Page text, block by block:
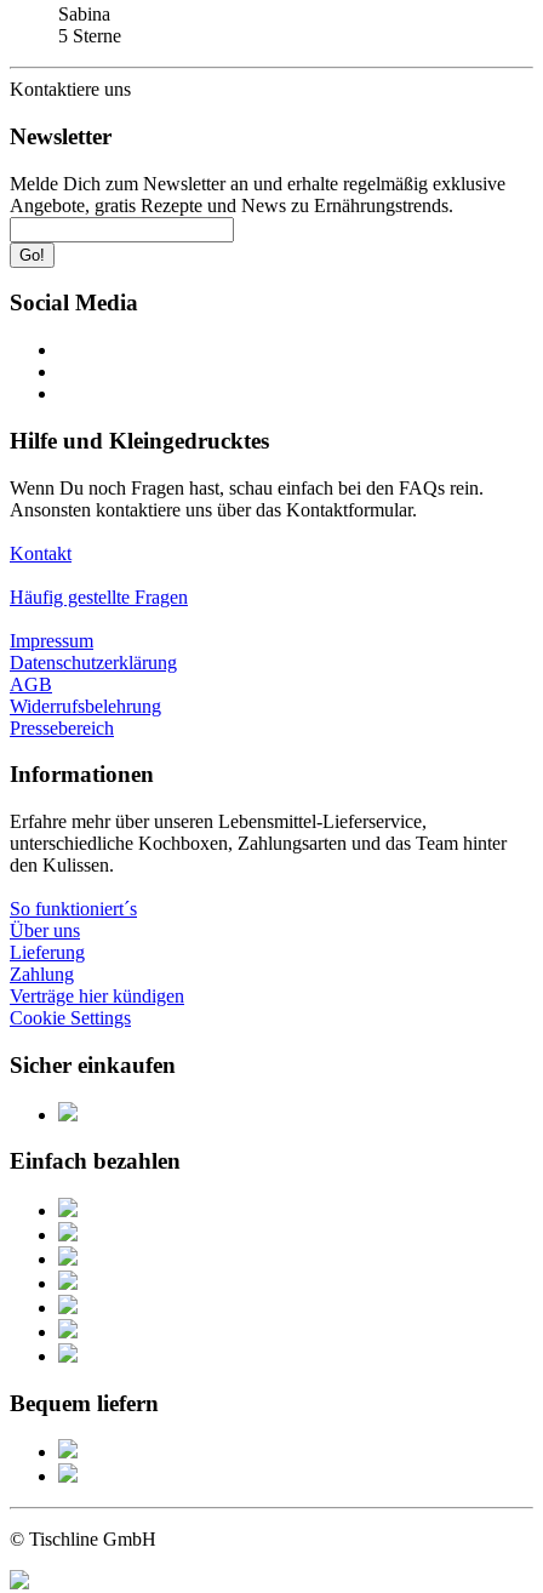
Sabina
5 Sterne
Kontaktiere uns
Newsletter
Melde Dich zum Newsletter an und erhalte regelmäßig exklusive
Angebote, gratis Rezepte und News zu Ernährungstrends.
Go!
Social Media
Hilfe und Kleingedrucktes
Wenn Du noch Fragen hast, schau einfach bei den FAQs rein.
Ansonsten kontaktiere uns über das Kontaktformular.
Kontakt
Häufig gestellte Fragen
Impressum
Datenschutzerklärung
AGB
Widerrufsbelehrung
Pressebereich
Informationen
Erfahre mehr über unseren Lebensmittel-Lieferservice,
unterschiedliche Kochboxen, Zahlungsarten und das Team hinter
den Kulissen.
So funktioniert´s
Über uns
Lieferung
Zahlung
Verträge hier kündigen
Cookie Settings
Sicher einkaufen
Einfach bezahlen
Bequem liefern
© Tischline GmbH